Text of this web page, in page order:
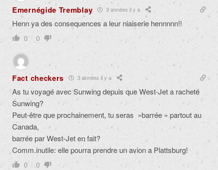
Emernégide Tremblay 3 années il y a
Henn ya des consequences a leur niaiserie hennnnn!!
0 0
Fact checkers 3 années il y a
As tu voyagé avec Sunwing depuis que West-Jet a racheté
Sunwing?
Peut-être que prochainement, tu seras »barrée » partout au
Canada,
barrée par West-Jet en fait?
Comm.inutile: elle pourra prendre un avion a Plattsburg!
0 0